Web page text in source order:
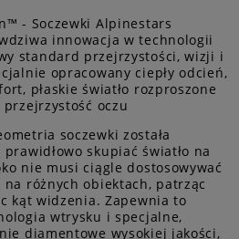
- Soczewki Alpinestars
innowacja w technologii
standard przejrzystości, wizji i
opracowany ciepły odcień,
płaskie światło rozproszone
oczu
soczewki została
skupiać światło na
nie musi ciągle dostosowywać
różnych obiektach, patrząc
kąt widzenia. Zapewnia to
wtrysku i specjalne,
diamentowe wysokiej jakości,